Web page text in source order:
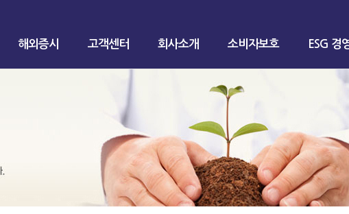
해외증시 고객센터 회사소개 소비자보호 ESG 경